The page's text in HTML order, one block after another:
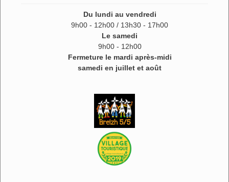
Du lundi au vendredi
9h00 - 12h00 / 13h30 - 17h00
Le samedi
9h00 - 12h00
Fermeture le mardi après-midi
samedi en juillet et août